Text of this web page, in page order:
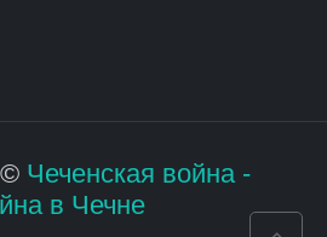
Чеченская война -
в Чечне